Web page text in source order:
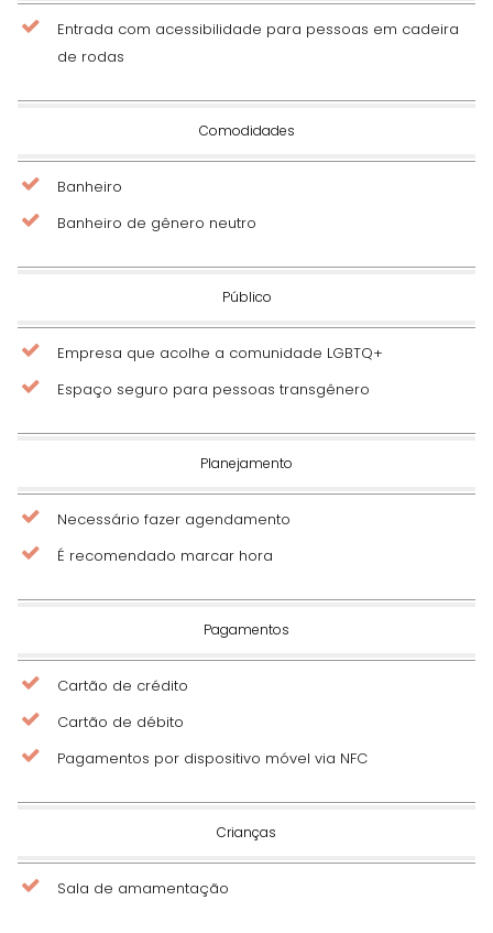
Entrada com acessibilidade para pessoas em cadeira
de rodas
Comodidades
Banheiro
Banheiro de gênero neutro
Público
Empresa que acolhe a comunidade LGBTQ+
Espaço seguro para pessoas transgênero
Planejamento
Necessário fazer agendamento
É recomendado marcar hora
Pagamentos
Cartão de crédito
Cartão de débito
Pagamentos por dispositivo móvel via NFC
Crianças
Sala de amamentação